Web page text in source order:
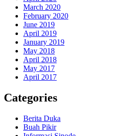
March 2020
February 2020
June 2019
April 2019
January 2019
May 2018
April 2018
May 2017
April 2017
Categories
Berita Duka
Buah Pikir